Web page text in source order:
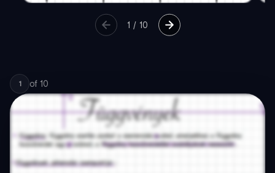
1 / 10
1 of 10